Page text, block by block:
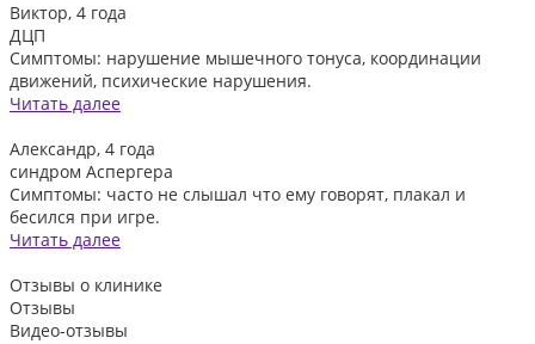
Виктор, 4 года
ДЦП
Симптомы: нарушение мышечного тонуса, координации
движений, психические нарушения.
Читать далее
Александр, 4 года
синдром Аспергера
Симптомы: часто не слышал что ему говорят, плакал и
бесился при игре.
Читать далее
Отзывы о клинике
Отзывы
Видео-отзывы